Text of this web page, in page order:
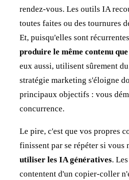
rendez-vous. Les outils IA
toutes faites ou des tournures
Et, puisqu'elles sont
produire le même contenu
eux aussi, utilisent sûrement
stratégie marketing s'éloigne
principaux objectifs : vous
concurrence.
Le pire, c'est que vos propres
finissent par se répéter si vous
utiliser les IA génératives.
contentent d'un copier-coller